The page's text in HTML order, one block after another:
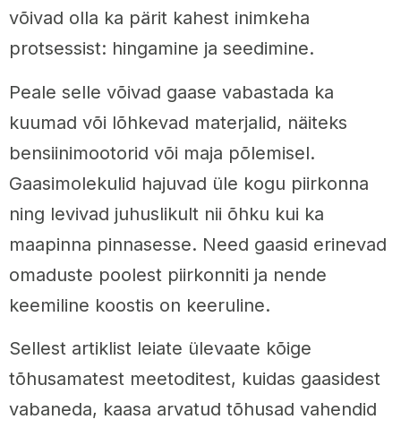
võivad olla ka pärit kahest inimkeha
protsessist: hingamine ja seedimine.
Peale selle võivad gaase vabastada ka
kuumad või lõhkevad materjalid, näiteks
bensiinimootorid või maja põlemisel.
Gaasimolekulid hajuvad üle kogu piirkonna
ning levivad juhuslikult nii õhku kui ka
maapinna pinnasesse. Need gaasid erinevad
omaduste poolest piirkonniti ja nende
keemiline koostis on keeruline.
Sellest artiklist leiate ülevaate kõige
tõhusamatest meetoditest, kuidas gaasidest
vabaneda, kaasa arvatud tõhusad vahendid